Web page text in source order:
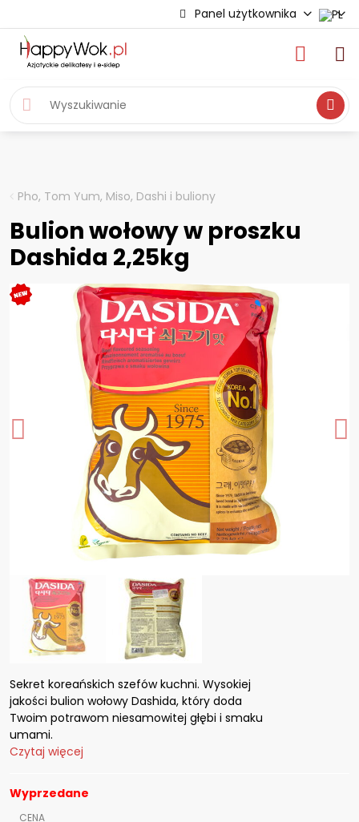
Panel użytkownika
Pho, Tom Yum, Miso, Dashi i buliony
Bulion wołowy w proszku
Dashida 2,25kg
Sekret koreańskich szefów kuchni. Wysokiej
jakości bulion wołowy Dashida, który doda
Twoim potrawom niesamowitej głębi i smaku
umami.
Czytaj więcej
Wyprzedane